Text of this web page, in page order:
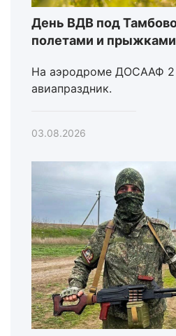
День ВДВ под
полетами и
На аэродроме ДОСААФ 2
авиапраздник.
03.08.2026